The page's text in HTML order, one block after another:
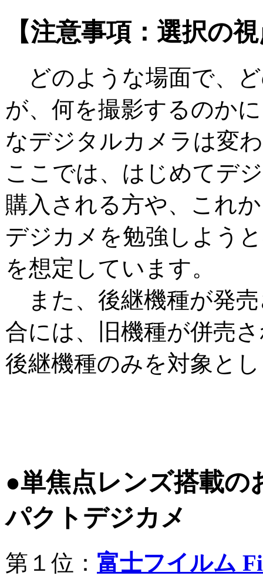
【注意事項：選択の
どのような場面で、
が、何を撮影するのか
なデジタルカメラは変
ここでは、はじめてデ
購入される方や、これ
デジカメを勉強しよう
を想定しています。
また、後継機種が発
合には、旧機種が併売
後継機種のみを対象と
●単焦点レンズ搭載の
パクトデジカメ
第１位： 富士フイルム